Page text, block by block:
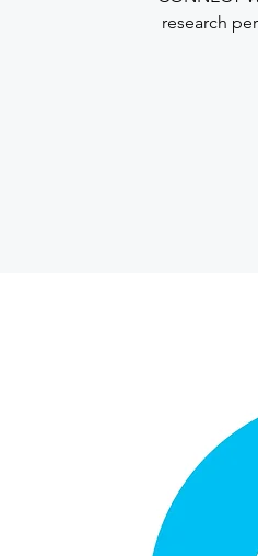
research